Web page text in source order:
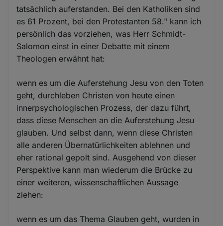
tatsächlich auferstanden. Bei den Katholiken sind
es 61 Prozent, bei den Protestanten 58." kann ich
persönlich das vorziehen, was Herr Schmidt-
Salomon einst in einer Debatte mit einem
Theologen erwähnt hat:
wenn es um die Auferstehung Jesu von den Toten
geht, durchleben Christen von heute einen
innerpsychologischen Prozess, der dazu führt,
dass diese Menschen an die Auferstehung Jesu
glauben. Und selbst dann, wenn diese Christen
alle anderen Übernatürlichkeiten ablehnen und
eher rational gepolt sind. Ausgehend von dieser
Perspektive kann man wiederum die Brücke zu
einer weiteren, wissenschaftlichen Aussage
ziehen:
wenn es um das Thema Glauben geht, wurden in